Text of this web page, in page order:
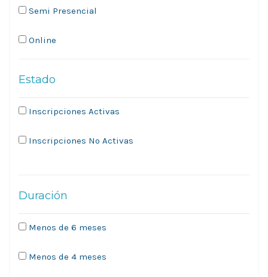
Semi Presencial
Online
Estado
Inscripciones Activas
Inscripciones No Activas
Duración
Menos de 6 meses
Menos de 4 meses